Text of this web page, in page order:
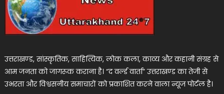
उत्तराखण्ड, सांस्कृतिक, साहित्यिक, लोक कला, काव्य और कहानी संग्रह से
आम जनता को जागरूक कराना है। “द वर्ल्ड वार्ता” उत्तराखण्ड का तेजी से
उभरता और विश्वसनीय समाचारों को प्रकाशित करने वाला न्यूज पोर्टल है।